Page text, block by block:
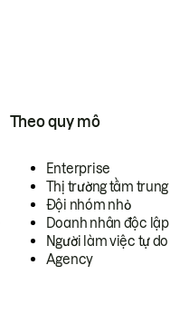
Theo quy mô
Enterprise
Thị trường tầm trung
Đội nhóm nhỏ
Doanh nhân độc lập
Người làm việc tự do
Agency